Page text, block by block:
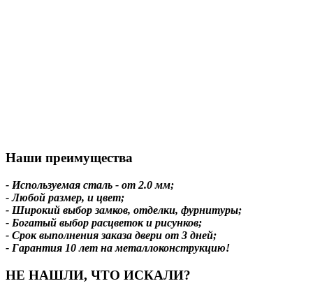
Наши преимущества
- Используемая сталь - от 2.0 мм;
- Любой размер, и цвет;
- Широкий выбор замков, отделки, фурнитуры;
- Богатый выбор расцветок и рисунков;
- Срок выполнения заказа двери от 3 дней;
- Гарантия 10 лет на металлоконструкцию!
НЕ НАШЛИ, ЧТО ИСКАЛИ?